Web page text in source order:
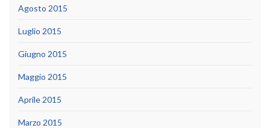
Agosto 2015
Luglio 2015
Giugno 2015
Maggio 2015
Aprile 2015
Marzo 2015